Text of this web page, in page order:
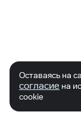
Оставаясь на
согласие на
cookie